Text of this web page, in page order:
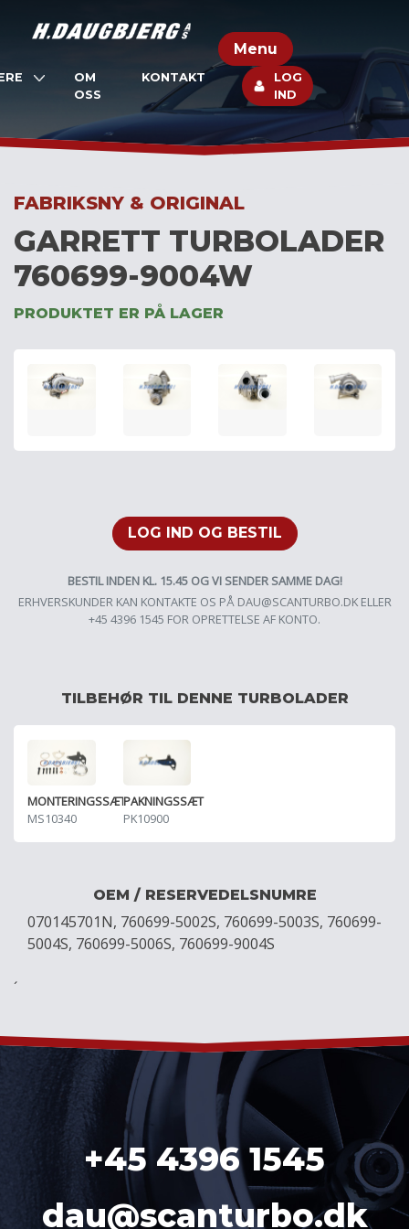
Menu
OM
OSS
KONTAKT
LOG
IND
FABRIKSNY & ORIGINAL
GARRETT TURBOLADER
760699-9004W
PRODUKTET ER PÅ LAGER
LOG IND OG BESTIL
BESTIL INDEN KL. 15.45 OG VI SENDER SAMME DAG!
ERHVERSKUNDER KAN KONTAKTE OS PÅ DAU@SCANTURBO.DKELLER
+45 4396 1545 FOR OPRETTELSE AF KONTO.
TILBEHØR TIL DENNE TURBOLADER
MONTERINGSSÆT
MS10340
PAKNINGSSÆT
PK10900
OEM / RESERVEDELSNUMRE
070145701N, 760699-5002S, 760699-5003S, 760699-
5004S, 760699-5006S, 760699-9004S
´
+45 4396 1545
dau@scanturbo.dk